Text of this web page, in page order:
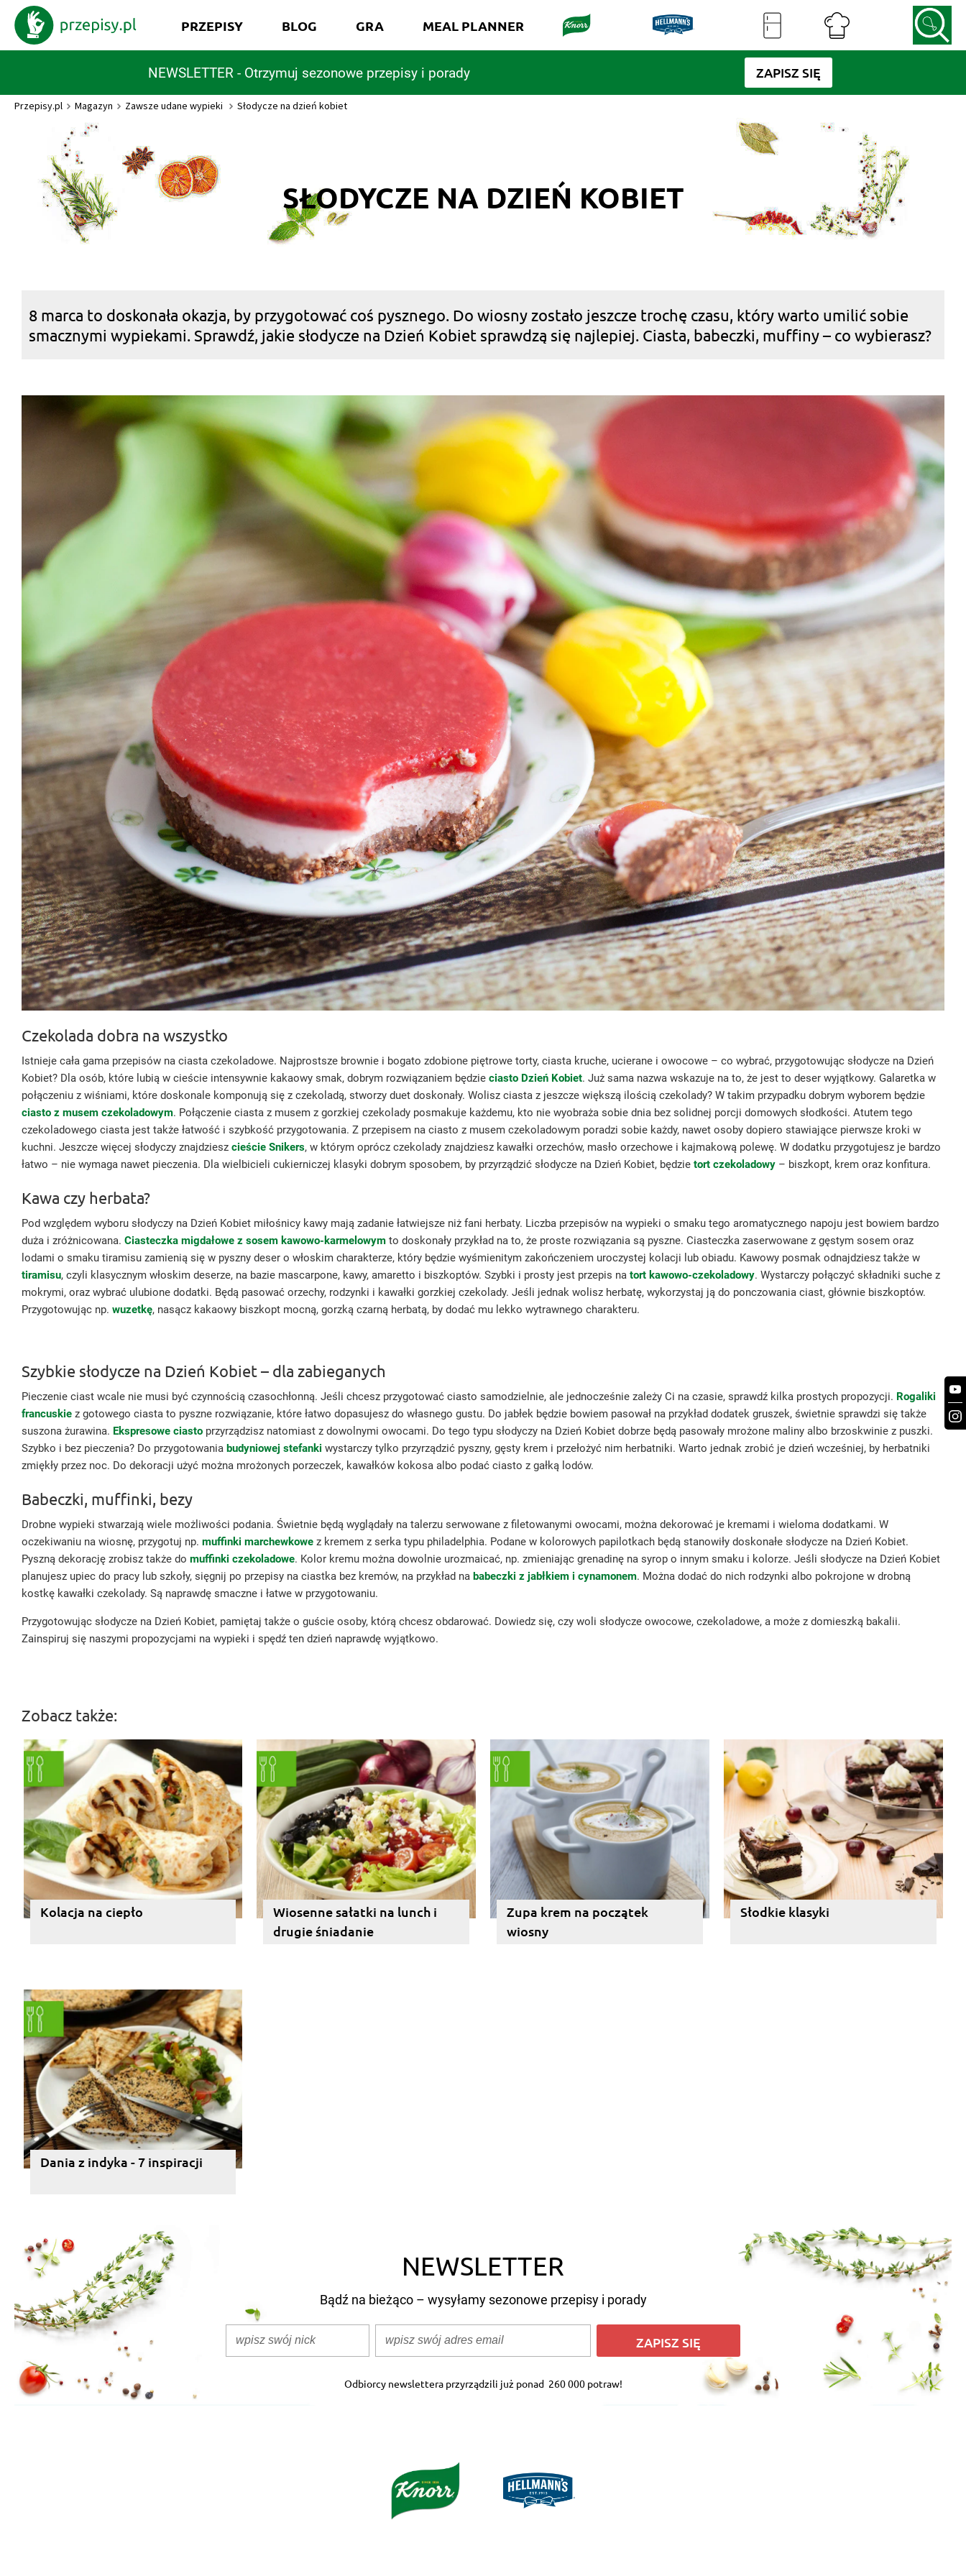
NEWSLETTER - Otrzymuj sezonowe przepisy i porady ZAPISZ SIĘ
PRZEPISY BLOG GRA MEAL PLANNER
Przepisy.pl Magazyn Zawsze udane wypieki Słodycze na dzień kobiet
SŁODYCZE NA DZIEŃ KOBIET
8 marca to doskonała okazja, by przygotować coś pysznego. Do wiosny zostało jeszcze trochę czasu, który warto umilić sobie
smacznymi wypiekami. Sprawdź, jakie słodycze na Dzień Kobiet sprawdzą się najlepiej. Ciasta, babeczki, muffiny – co wybierasz?
Czekolada dobra na wszystko
Istnieje cała gama przepisów na ciasta czekoladowe. Najprostsze brownie i bogato zdobione piętrowe torty, ciasta kruche, ucierane i owocowe – co wybrać, przygotowując słodycze na Dzień
Kobiet? Dla osób, które lubią w cieście intensywnie kakaowy smak, dobrym rozwiązaniem będzie ciasto Dzień Kobiet. Już sama nazwa wskazuje na to, że jest to deser wyjątkowy. Galaretka w
połączeniu z wiśniami, które doskonale komponują się z czekoladą, stworzy duet doskonały. Wolisz ciasta z jeszcze większą ilością czekolady? W takim przypadku dobrym wyborem będzie
ciasto z musem czekoladowym. Połączenie ciasta z musem z gorzkiej czekolady posmakuje każdemu, kto nie wyobraża sobie dnia bez solidnej porcji domowych słodkości. Atutem tego
czekoladowego ciasta jest także łatwość i szybkość przygotowania. Z przepisem na ciasto z musem czekoladowym poradzi sobie każdy, nawet osoby dopiero stawiające pierwsze kroki w
kuchni. Jeszcze więcej słodyczy znajdziesz cieście Snikers, w którym oprócz czekolady znajdziesz kawałki orzechów, masło orzechowe i kajmakową polewę. W dodatku przygotujesz je bardzo
łatwo – nie wymaga nawet pieczenia. Dla wielbicieli cukierniczej klasyki dobrym sposobem, by przyrządzić słodycze na Dzień Kobiet, będzie tort czekoladowy – biszkopt, krem oraz konfitura.
Kawa czy herbata?
Pod względem wyboru słodyczy na Dzień Kobiet miłośnicy kawy mają zadanie łatwiejsze niż fani herbaty. Liczba przepisów na wypieki o smaku tego aromatycznego napoju jest bowiem bardzo
duża i zróżnicowana. Ciasteczka migdałowe z sosem kawowo-karmelowym to doskonały przykład na to, że proste rozwiązania są pyszne. Ciasteczka zaserwowane z gęstym sosem oraz
lodami o smaku tiramisu zamienią się w pyszny deser o włoskim charakterze, który będzie wyśmienitym zakończeniem uroczystej kolacji lub obiadu. Kawowy posmak odnajdziesz także w
tiramisu, czyli klasycznym włoskim deserze, na bazie mascarpone, kawy, amaretto i biszkoptów. Szybki i prosty jest przepis na tort kawowo-czekoladowy. Wystarczy połączyć składniki suche z
mokrymi, oraz wybrać ulubione dodatki. Będą pasować orzechy, rodzynki i kawałki gorzkiej czekolady. Jeśli jednak wolisz herbatę, wykorzystaj ją do ponczowania ciast, głównie biszkoptów.
Przygotowując np. wuzetkę, nasącz kakaowy biszkopt mocną, gorzką czarną herbatą, by dodać mu lekko wytrawnego charakteru.
Szybkie słodycze na Dzień Kobiet – dla zabieganych
Pieczenie ciast wcale nie musi być czynnością czasochłonną. Jeśli chcesz przygotować ciasto samodzielnie, ale jednocześnie zależy Ci na czasie, sprawdź kilka prostych propozycji. Rogaliki
francuskie z gotowego ciasta to pyszne rozwiązanie, które łatwo dopasujesz do własnego gustu. Do jabłek będzie bowiem pasował na przykład dodatek gruszek, świetnie sprawdzi się także
suszona żurawina. Ekspresowe ciasto przyrządzisz natomiast z dowolnymi owocami. Do tego typu słodyczy na Dzień Kobiet dobrze będą pasowały mrożone maliny albo brzoskwinie z puszki.
Szybko i bez pieczenia? Do przygotowania budyniowej stefanki wystarczy tylko przyrządzić pyszny, gęsty krem i przełożyć nim herbatniki. Warto jednak zrobić je dzień wcześniej, by herbatniki
zmiękły przez noc. Do dekoracji użyć można mrożonych porzeczek, kawałków kokosa albo podać ciasto z gałką lodów.
Babeczki, muffinki, bezy
Drobne wypieki stwarzają wiele możliwości podania. Świetnie będą wyglądały na talerzu serwowane z filetowanymi owocami, można dekorować je kremami i wieloma dodatkami. W
oczekiwaniu na wiosnę, przygotuj np. muffinki marchewkowe z kremem z serka typu philadelphia. Podane w kolorowych papilotkach będą stanowiły doskonałe słodycze na Dzień Kobiet.
Pyszną dekorację zrobisz także do muffinki czekoladowe. Kolor kremu można dowolnie urozmaicać, np. zmieniając grenadinę na syrop o innym smaku i kolorze. Jeśli słodycze na Dzień Kobiet
planujesz upiec do pracy lub szkoły, sięgnij po przepisy na ciastka bez kremów, na przykład na babeczki z jabłkiem i cynamonem. Można dodać do nich rodzynki albo pokrojone w drobną
kostkę kawałki czekolady. Są naprawdę smaczne i łatwe w przygotowaniu.
Przygotowując słodycze na Dzień Kobiet, pamiętaj także o guście osoby, którą chcesz obdarować. Dowiedz się, czy woli słodycze owocowe, czekoladowe, a może z domieszką bakalii.
Zainspiruj się naszymi propozycjami na wypieki i spędź ten dzień naprawdę wyjątkowo.
Zobacz także:
Kolacja na ciepło
Wiosenne sałatki na lunch i
drugie śniadanie
Zupa krem na początek
wiosny
Słodkie klasyki
Dania z indyka - 7 inspiracji
NEWSLETTER
Bądź na bieżąco – wysyłamy sezonowe przepisy i porady
ZAPISZ SIĘ
Odbiorcy newslettera przyrządzili już ponad 260 000 potraw!